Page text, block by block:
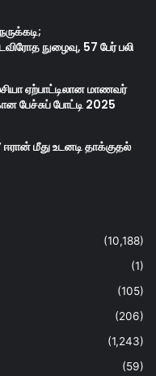
நுழைவு, 57 பேர் பலி
ஏற்பாட்டிலான மாணவர்
பேச்சுப் போட்டி 2025
மீது உடனடி தாக்குதல்
(10,188)
(1)
(105)
(206)
(1,243)
(59)